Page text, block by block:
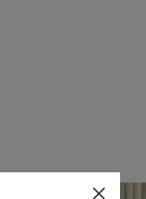
SCONTO SU 2 O